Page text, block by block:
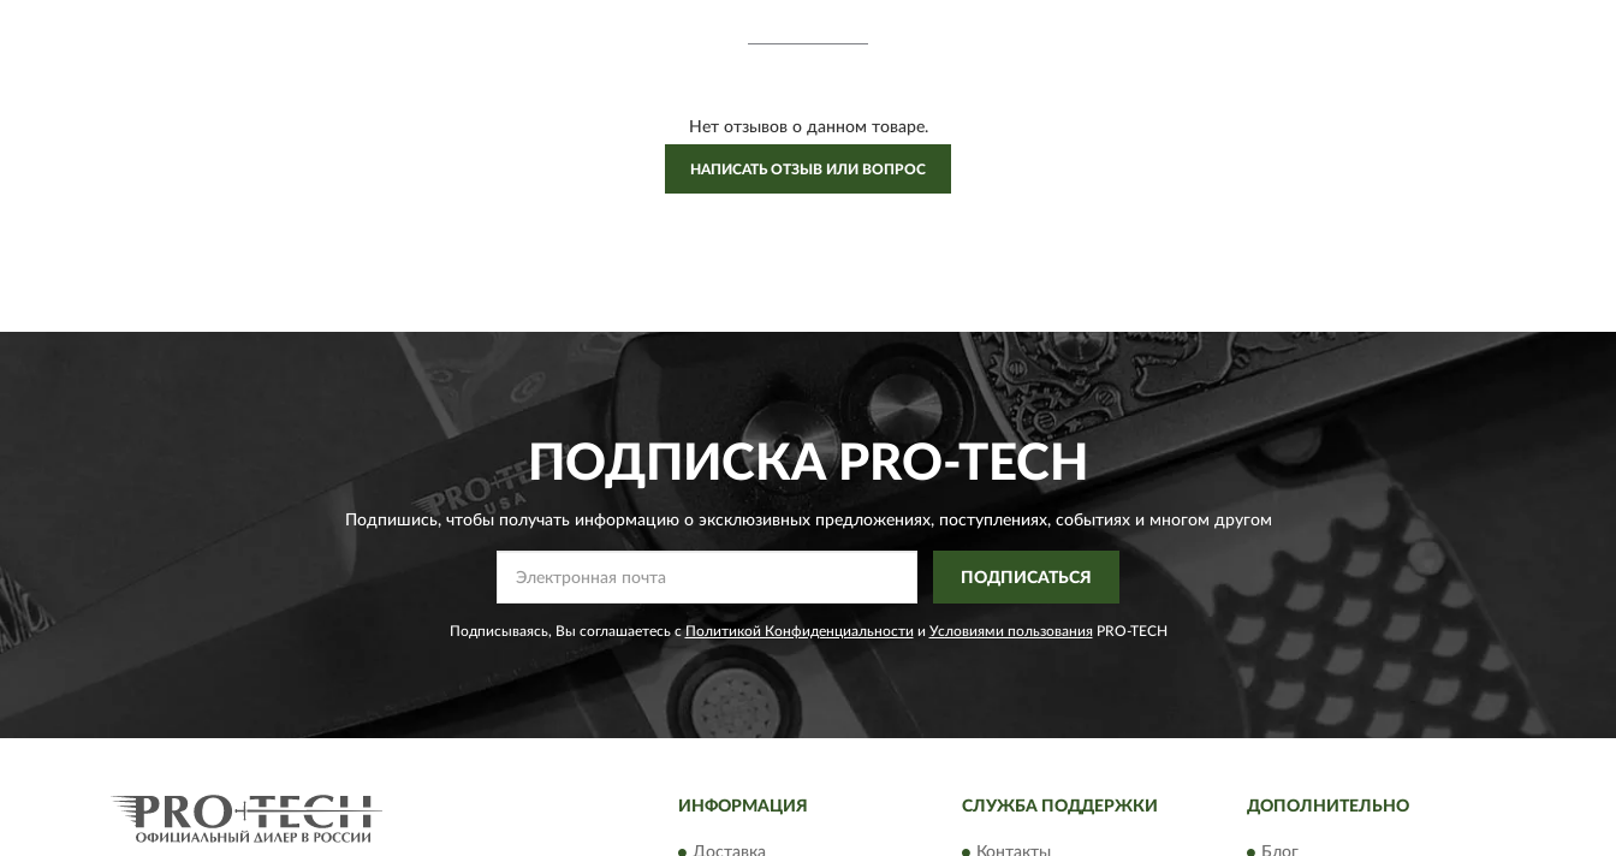
Нет отзывов о данном товаре.
НАПИСАТЬ ОТЗЫВ ИЛИ ВОПРОС
ПОДПИСКАPRO-TECH
Подпишись, чтобы получать информацию о эксклюзивных предложениях,поступлениях, событиях и многом другом
ПОДПИСАТЬСЯ
Подписываясь, Вы соглашаетесь сПолитикой Конфиденциальности и Условиями пользованияPRO-TECH
ИНФОРМАЦИЯ СЛУЖБА ПОДДЕРЖКИ ДОПОЛНИТЕЛЬНО